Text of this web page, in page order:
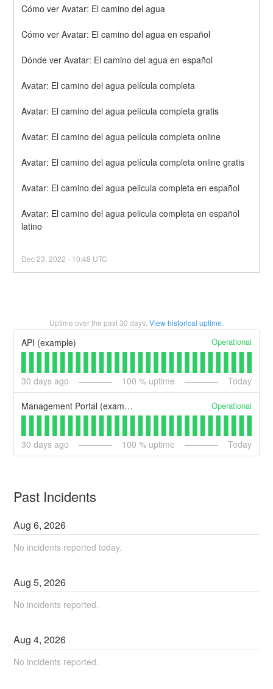
Cómo ver Avatar: El camino del agua
Cómo ver Avatar: El camino del agua en español
Dónde ver Avatar: El camino del agua en español
Avatar: El camino del agua película completa
Avatar: El camino del agua película completa gratis
Avatar: El camino del agua película completa online
Avatar: El camino del agua película completa online gratis
Avatar: El camino del agua pelicula completa en español
Avatar: El camino del agua pelicula completa en español
latino
Dec23 ,2022 - 10:48 UTC
Uptime over the past30 days. View historical uptime.
API (example) Operational
30 days ago 100 % uptime Today
Management Portal (example) Operational
30 days ago 100 % uptime Today
Past Incidents
Aug6,2026
No incidents reported today.
Aug5,2026
No incidents reported.
Aug4,2026
No incidents reported.